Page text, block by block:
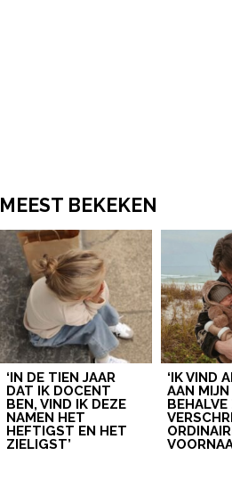
MEEST BEKEKEN
‘IN DE TIEN JAAR
DAT IK DOCENT
BEN, VIND IK DEZE
NAMEN HET
HEFTIGST EN HET
ZIELIGST’
‘IK VIND
AAN
BEHALVE